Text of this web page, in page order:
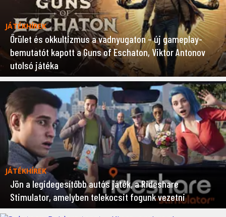
JÁTÉKHÍREK
Őrület és okkultizmus a vadnyugaton – új gameplay-
bemutatót kapott a Guns of Eschaton, Viktor Antonov
utolsó játéka
JÁTÉKHÍREK
Jön a legidegesítőbb autós játék, a Rideshare
Stimulator, amelyben telekocsit fogunk vezetni